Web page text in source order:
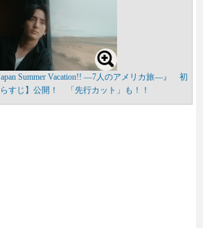
Summer Vacation!! ―7人のアメリカ旅―』 初
すじ】公開！ 「先行カット」も！！